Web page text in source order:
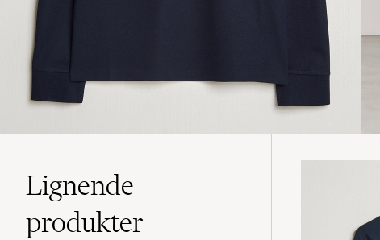
Lignende
produkter